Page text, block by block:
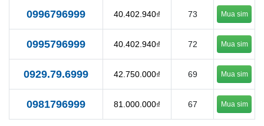
0996796999 40.402.940₫ 73 Mua sim
0995796999 40.402.940₫ 72 Mua sim
0929.79.6999 42.750.000₫ 69 Mua sim
0981796999 81.000.000₫ 67 Mua sim